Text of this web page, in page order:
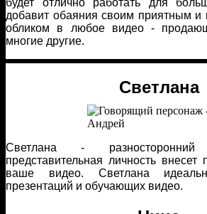
будет отлично работать для
добавит обаяния своим приятным
обликом в любое видео -
многие другие.
Светлана
Светлана -
представительная личность
ваше видео. Светлана
презентаций и обучающих видео.